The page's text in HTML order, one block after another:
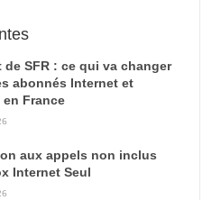
de SFR : ce qui va changer
abonnés Internet et
en France
aux appels non inclus
Internet Seul